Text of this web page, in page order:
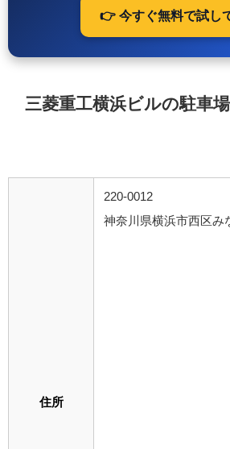
👉 今すぐ無料で試し
三菱重工横浜ビルの駐車
住所
220-0012
神奈川県横浜市西区み